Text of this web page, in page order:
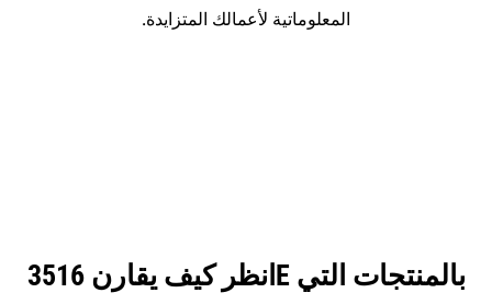
المعلوماتية لأعمالك المتزايدة.
انظر كيف يقارن 3516E بالمنتجات التي